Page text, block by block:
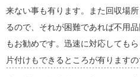
来ない事も有ります。また回収場
るので、それが困難であれば不用
もお勧めです。迅速に対応しても
片付けもできるところが有りますの